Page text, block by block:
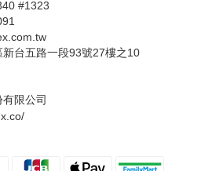
#1323
台五路一段93號27樓之10
限公司